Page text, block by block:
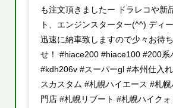
も注文頂きましたー ドラレコや新
ト、エンジンスターター(^^) ディ
迅速に納車致しますので少々お待
せ！ #hiace200 #hiace100 #200系
#kdh206v #スーパーgl #本州仕入
スカスタム #札幌ハイエース #札
門店 #札幌リブート #札幌ハイクォ